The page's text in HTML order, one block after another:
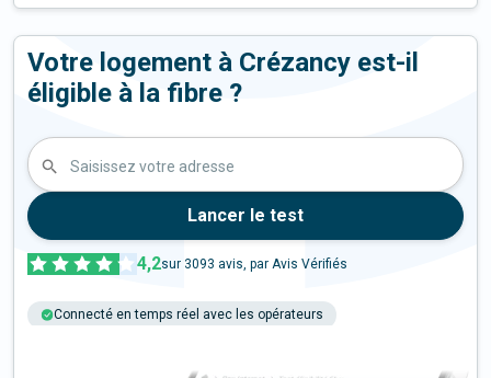
Votre logement à Crézancy est-il
éligible à la fibre ?
Saisissez votre adresse
Lancer le test
4,2sur 3093 avis, par Avis Vérifiés
Connecté en temps réel avec les opérateurs